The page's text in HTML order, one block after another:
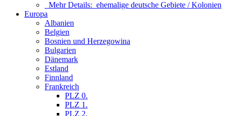
Mehr Details: ehemalige deutsche Gebiete / Kolonien
Europa
Albanien
Belgien
Bosnien und Herzegowina
Bulgarien
Dänemark
Estland
Finnland
Frankreich
PLZ 0.
PLZ 1.
PLZ 2.